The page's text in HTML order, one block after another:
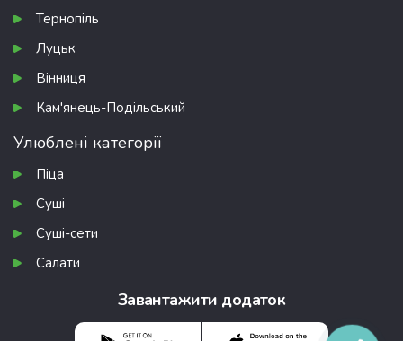
Тернопіль
Луцьк
Вінниця
Кам'янець-Подільський
Улюблені категорії
Піца
Суші
Суші-сети
Салати
Завантажити додаток